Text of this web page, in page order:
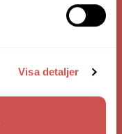
Visa detaljer